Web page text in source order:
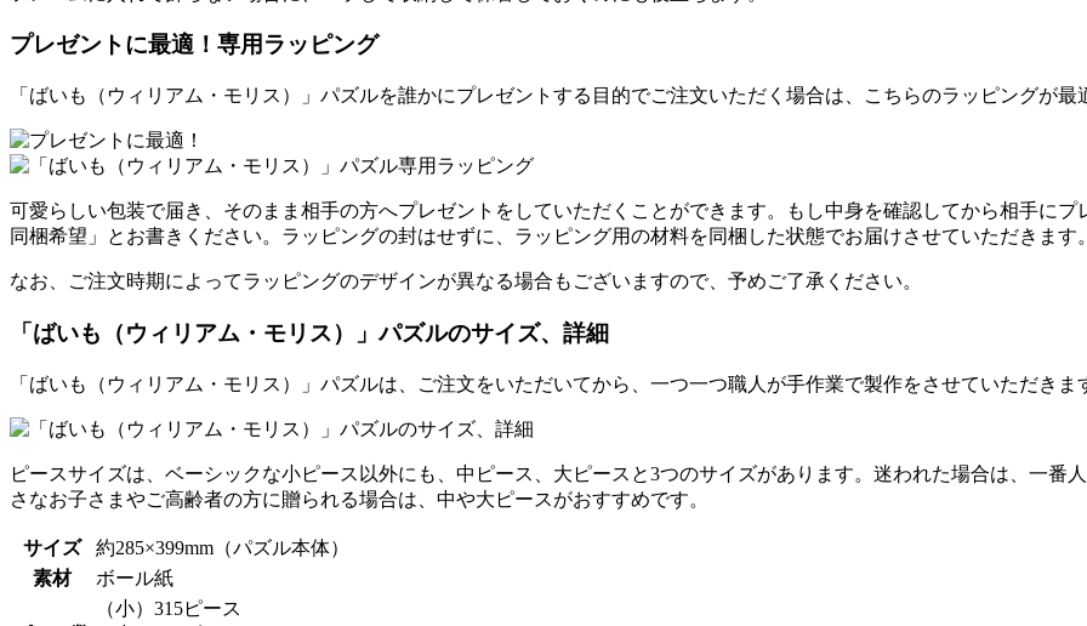
プレゼントに最適！専用ラッピング
「ばいも（ウィリアム・モリス）」パズルを誰かにプレゼントする目的でご注文いただく場合は、こちらのラッピングが最
可愛らしい包装で届き、そのまま相手の方へプレゼントをしていただくことができます。もし中身を確認してから相手に
同梱希望」とお書きください。ラッピングの封はせずに、ラッピング用の材料を同梱した状態でお届けさせていただきます。
なお、ご注文時期によってラッピングのデザインが異なる場合もございますので、予めご了承ください。
「ばいも（ウィリアム・モリス）」パズルのサイズ、詳細
「ばいも（ウィリアム・モリス）」パズルは、ご注文をいただいてから、一つ一つ職人が手作業で製作をさせていただきま
ピースサイズは、ベーシックな小ピース以外にも、中ピース、大ピースと3つのサイズがあります。迷われた場合は、一番
さなお子さまやご高齢者の方に贈られる場合は、中や大ピースがおすすめです。
サイズ
約285×399mm（パズル本体）
素材
ボール紙
（小）315ピース